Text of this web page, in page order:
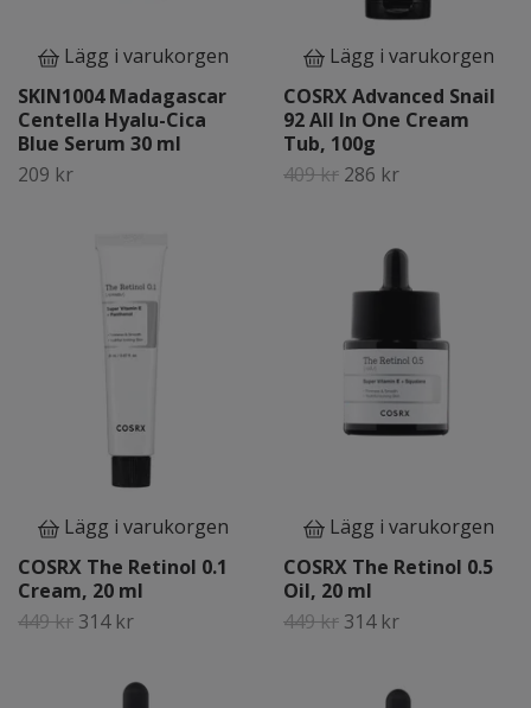
Lägg i varukorgen
SKIN1004 Madagascar
Centella Hyalu-Cica
Blue Serum 30 ml
209 kr
Lägg i varukorgen
COSRX Advanced Snail
92 All In One Cream
Tub, 100g
409 kr 286 kr
Lägg i varukorgen
COSRX The Retinol 0.1
Cream, 20 ml
449 kr 314 kr
Lägg i varukorgen
COSRX The Retinol 0.5
Oil, 20 ml
449 kr 314 kr